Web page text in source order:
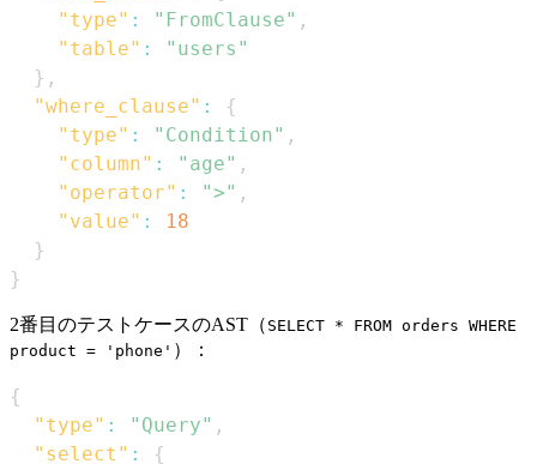
"type" : "FromClause" ,
"table" :
"users"
} ,
"where_clause" :
{
"type" : "Condition" ,
"column" : "age" ,
"operator" : ">" ,
"value" :
18
}
}
2番目のテストケースのAST（ SELECT * FROM orders WHERE
product = 'phone' ）：
{
"type" : "Query" ,
"select" :
{